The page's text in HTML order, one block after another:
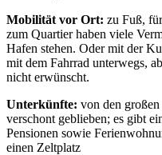
Mobilität vor Ort: zu Fuß,
zum Quartier haben viele
Hafen stehen. Oder mit der
mit dem Fahrrad unterwegs,
nicht erwünscht.
Unterkünfte: von den
verschont geblieben; es gibt
Pensionen sowie
einen Zeltplatz